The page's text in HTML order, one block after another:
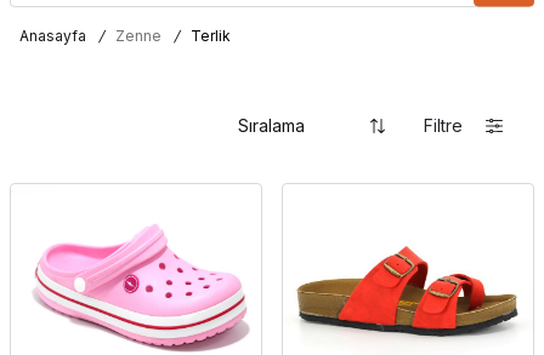
Anasayfa / Zenne / Terlik
Filtre